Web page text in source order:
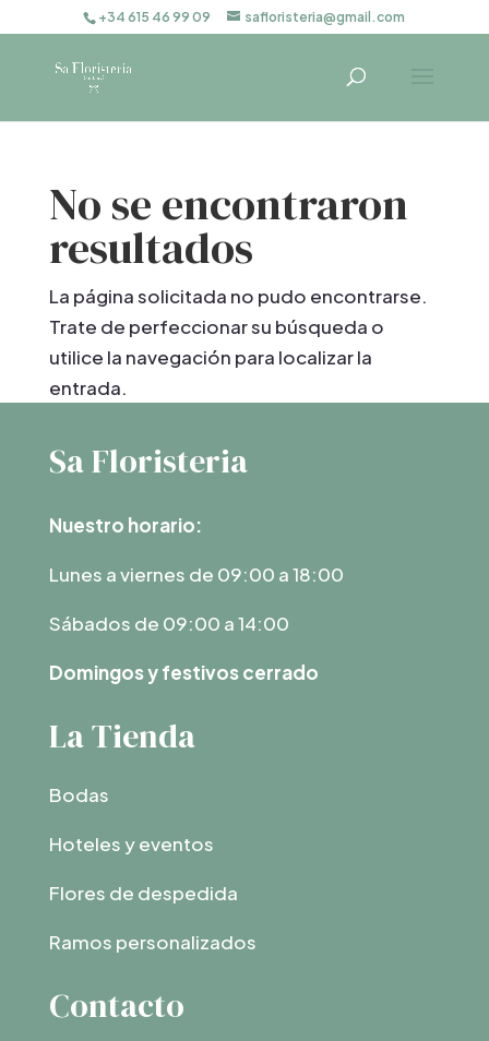
+34 615 46 99 09 safloristeria@gmail.com
No se encontraron
resultados
La página solicitada no pudo encontrarse.
Trate de perfeccionar su búsqueda o
utilice la navegación para localizar la
entrada.
Sa Floristeria
Nuestro horario:
Lunes a viernes de 09:00 a 18:00
Sábados de 09:00 a 14:00
Domingos y festivos cerrado
La Tienda
Bodas
Hoteles y eventos
Flores de despedida
Ramos personalizados
Contacto